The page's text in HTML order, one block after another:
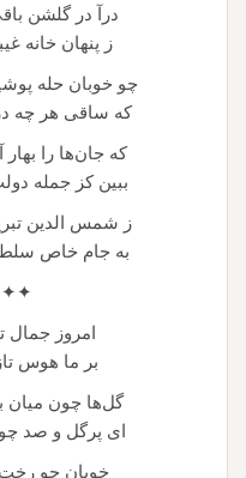
درآ در گلشن
ز پنهان خانه
چو خوبان حله
که ساقی هر چه
که جان‌ها را بهار
ببین کز جمله
ز شمس الدین
به جام خاص
امروز جمال
بر ما هوس
گل‌ها چون میان
ای پرگل و صد
خوبان چو رخت